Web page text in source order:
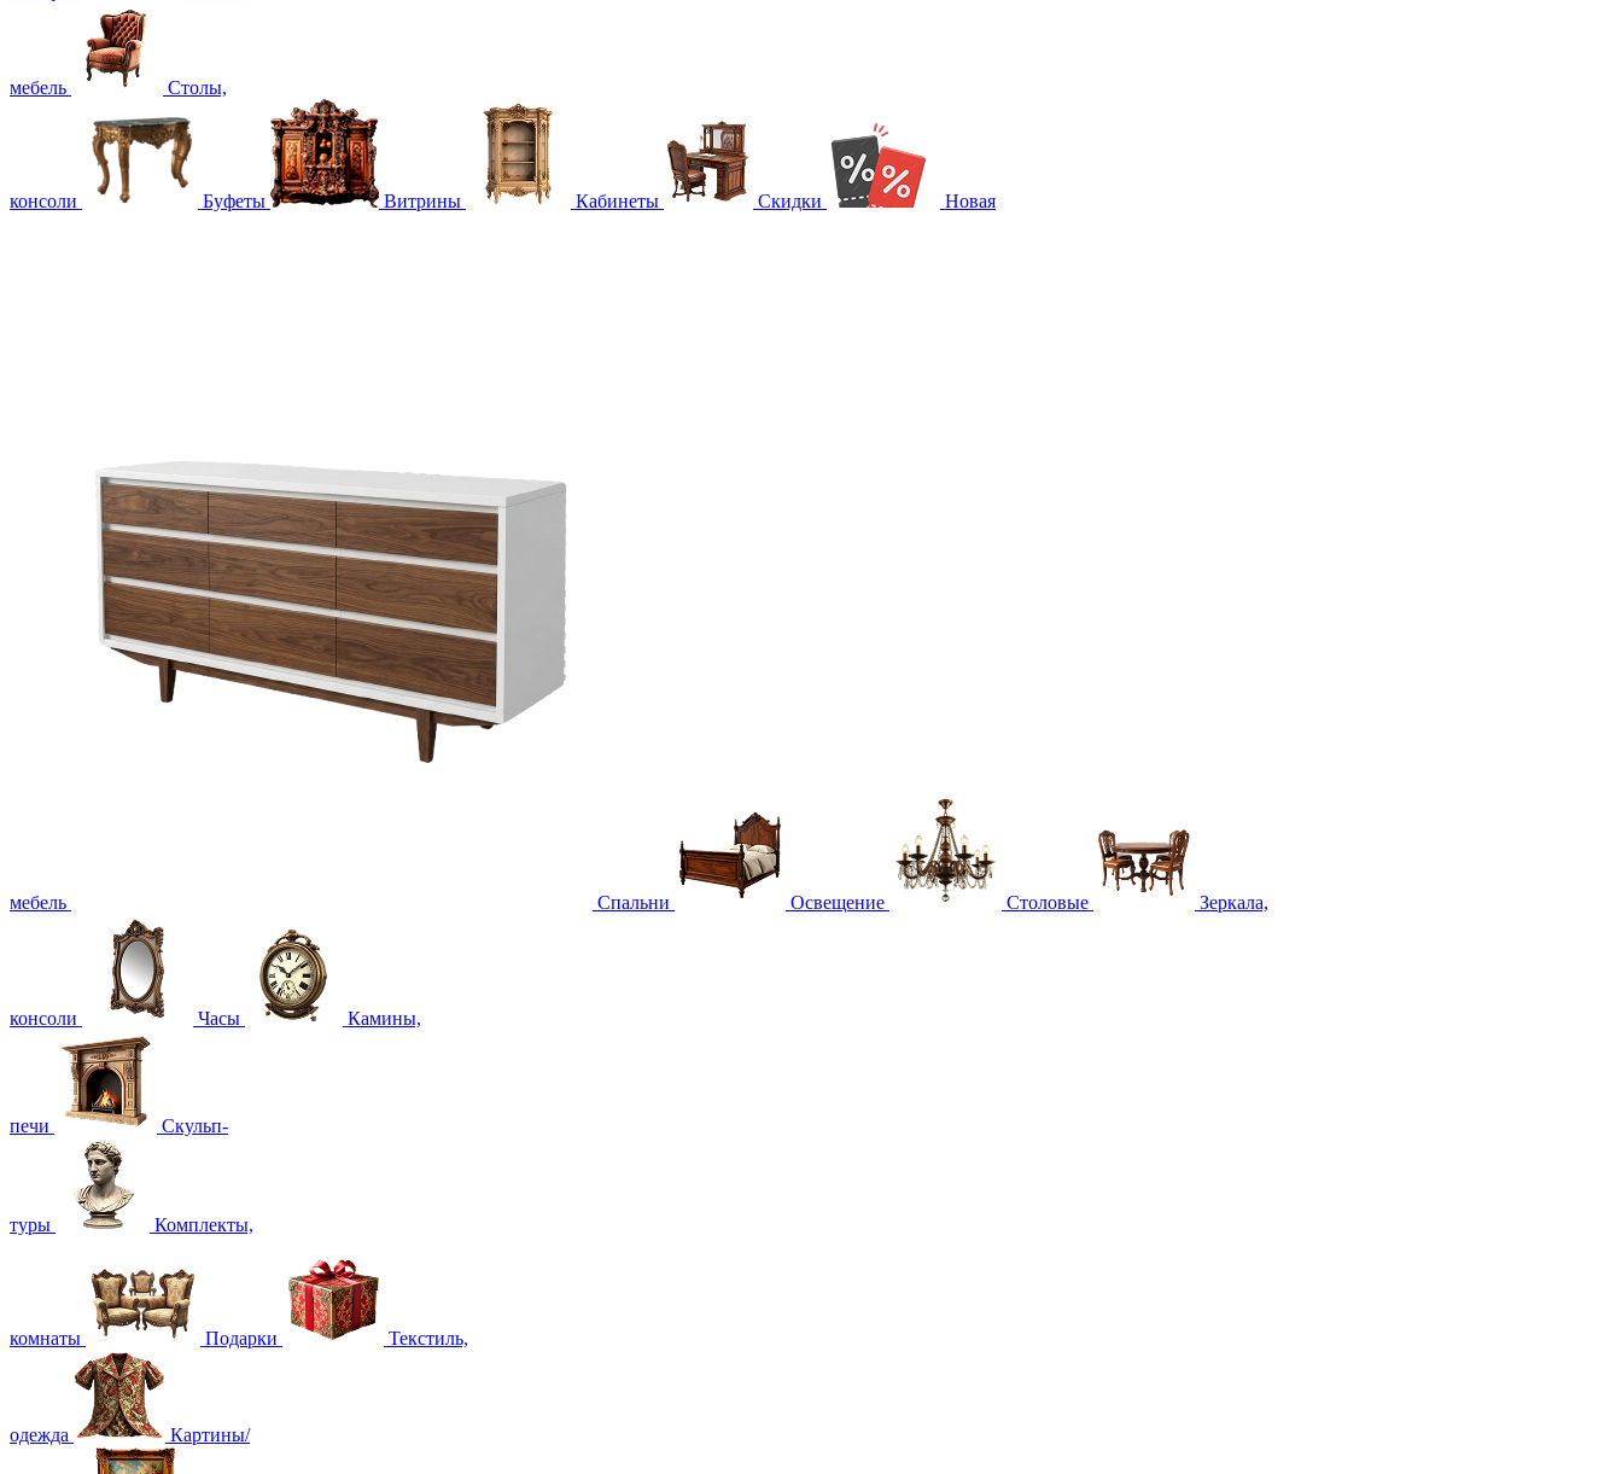
мебель Столы,
консоли Буфеты Витрины Кабинеты Скидки Новая
мебель Спальни Освещение Столовые Зеркала,
консоли Часы Камины,
печи Скульп-
туры Комплекты,
комнаты Подарки Текстиль,
одежда Картины/